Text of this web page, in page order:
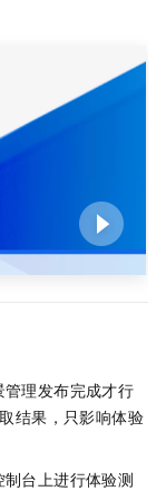
理发布完成才行
结果，只影响体验
台上进行体验测